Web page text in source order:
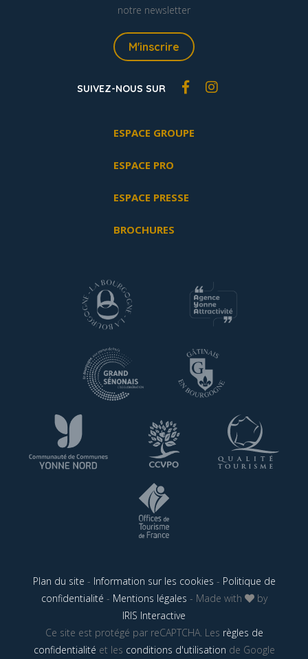
notre newsletter
M'inscrire
SUIVEZ-NOUS SUR
ESPACE GROUPE
ESPACE PRO
ESPACE PRESSE
BROCHURES
Plan du site - Information sur les cookies - Politique de
confidentialité - Mentions légales - Made with
by
IRIS Interactive
Ce site est protégé par reCAPTCHA. Les règles de
confidentialité et les conditions d'utilisation de Google